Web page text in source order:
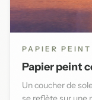
PAPIER PEINT
Papier peint
Un coucher de